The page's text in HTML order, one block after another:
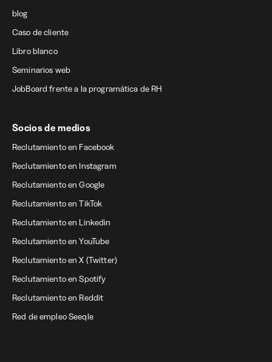
blog
Caso de cliente
Libro blanco
Seminarios web
JobBoard frente a la programática de RH
Socios de medios
Reclutamiento en Facebook
Reclutamiento en Instagram
Reclutamiento en Google
Reclutamiento en TikTok
Reclutamiento en Linkedin
Reclutamiento en YouTube
Reclutamiento en X (Twitter)
Reclutamiento en Spotify
Reclutamiento en Reddit
Red de empleo Seeqle